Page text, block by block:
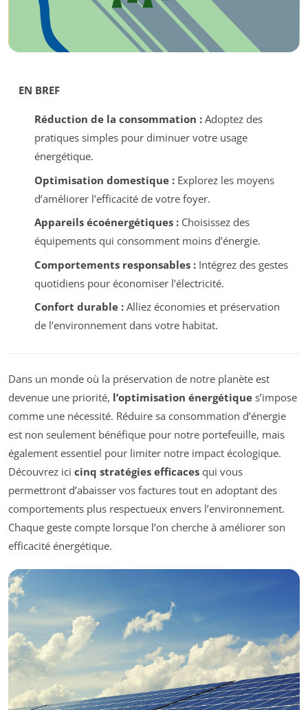
EN BREF
Réduction de la consommation :Adoptez des
pratiques simples pour diminuer votre usage
énergétique.
Optimisation domestique :Explorez les moyens
d’améliorer l’efficacité de votre foyer.
Appareils écoénergétiques :Choisissez des
équipements qui consomment moins d’énergie.
Comportements responsables :Intégrez des gestes
quotidiens pour économiser l’électricité.
Confort durable :Alliez économies et préservation
de l’environnement dans votre habitat.
Dans un monde où la préservation de notre planète est
devenue une priorité, l’optimisation énergétique s’impose
comme une nécessité. Réduire sa consommation d’énergie
est non seulement bénéfique pour notre portefeuille, mais
également essentiel pour limiter notre impact écologique.
Découvrez ici cinq stratégies efficaces qui vous
permettront d’abaisser vos factures tout en adoptant des
comportements plus respectueux envers l’environnement.
Chaque geste compte lorsque l’on cherche à améliorer son
efficacité énergétique.